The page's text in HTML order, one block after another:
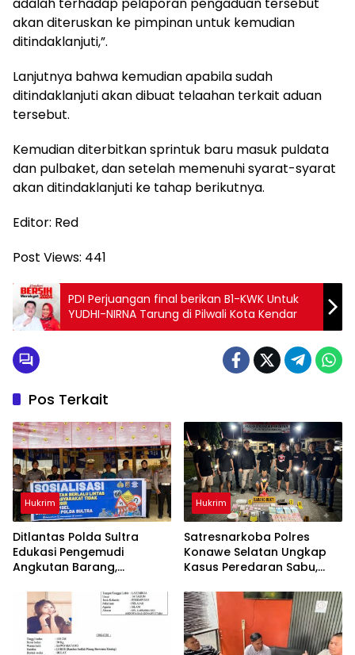
adalah terhadap pelaporan pengaduan tersebut
akan diteruskan ke pimpinan untuk kemudian
ditindaklanjuti,”.
Lanjutnya bahwa kemudian apabila sudah
ditindaklanjuti akan dibuat telaahan terkait aduan
tersebut.
Kemudian diterbitkan sprintuk baru masuk puldata
dan pulbaket, dan setelah memenuhi syarat-syarat
akan ditindaklanjuti ke tahap berikutnya.
Editor: Red
Post Views: 441
PDI Perjuangan final berikan B1-KWK Untuk
YUDHI-NIRNA Tarung di Pilwali Kota Kendar
Pos Terkait
Hukrim
Ditlantas Polda Sultra
Edukasi Pengemudi
Angkutan Barang,
Kendaraan Demi
Keselamatan Berlalu Lintas
Hukrim
Satresnarkoba Polres
Konawe Selatan Ungkap
Kasus Peredaran Sabu,
Diamankan